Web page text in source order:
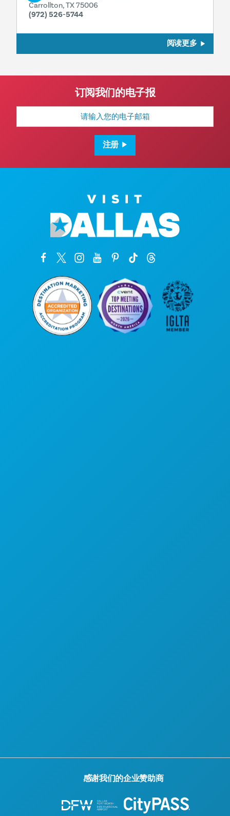
Carrollton, TX 75006
(972) 526-5744
阅读更多
订阅我们的电子报
电
邮
注册
感谢我们的企业赞助商